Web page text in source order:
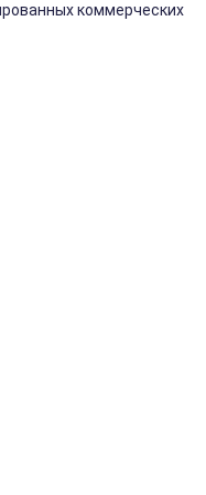
коммерческих